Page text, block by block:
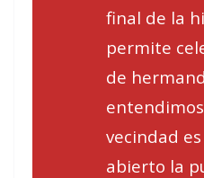
final de la
permite
de
vecindad
abierto la